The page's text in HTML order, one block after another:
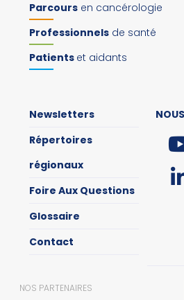
Parcours en cancérologie
Professionnels de santé
Patients et aidants
Newsletters
Répertoires
régionaux
Foire Aux Questions
Glossaire
Contact
NOS PARTENAIRES